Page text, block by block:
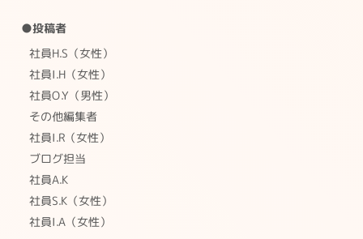
●投稿者
社員H.S（女性）
社員I.H（女性）
社員O.Y（男性）
その他編集者
社員I.R（女性）
ブログ担当
社員A.K
社員S.K（女性）
社員I.A（女性）